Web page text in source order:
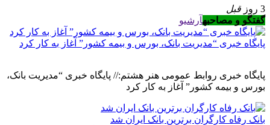
3 روز
قبل
گفتگو و مصاحبهآرشیو
پایگاه خبری “مدیریت بانک، بورس و بیمه کشور” آغاز به کار کرد
پایگاه خبری روابط عمومی هنر هشتم:// پایگاه خبری “مدیریت بانک،
بورس و بیمه کشور” آغاز به کار کرد
بانک رفاه کارگران برترین بانک ایران شد